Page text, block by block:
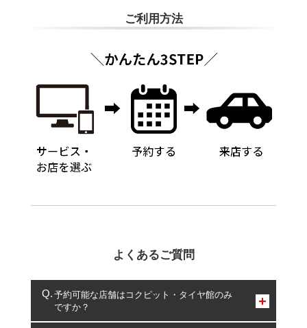
ご利用方法
よくあるご質問
予約可能な店舗はコクピット・タイヤ館のみ
ですか？